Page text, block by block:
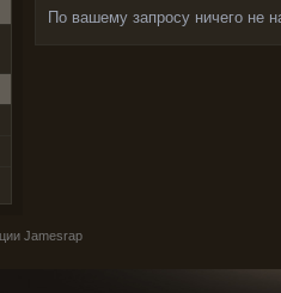
По вашему запросу ничего не
Jamesrap